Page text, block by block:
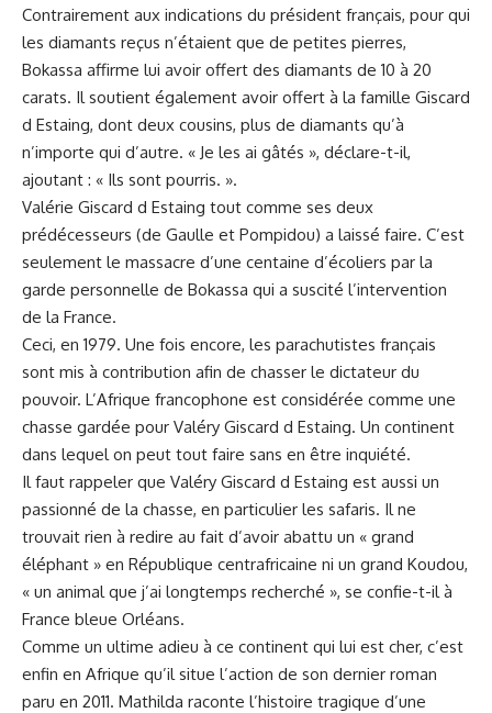
Contrairement aux indications du président français, pour qui
les diamants reçus n’étaient que de petites pierres,
Bokassa affirme lui avoir offert des diamants de 10 à 20
carats. Il soutient également avoir offert à la famille Giscard
d Estaing, dont deux cousins, plus de diamants qu’à
n’importe qui d’autre. « Je les ai gâtés », déclare-t-il,
ajoutant : « Ils sont pourris. ».
Valérie Giscard d Estaing tout comme ses deux
prédécesseurs (de Gaulle et Pompidou) a laissé faire. C’est
seulement le massacre d’une centaine d’écoliers par la
garde personnelle de Bokassa qui a suscité l’intervention
de la France.
Ceci, en 1979. Une fois encore, les parachutistes français
sont mis à contribution afin de chasser le dictateur du
pouvoir. L’Afrique francophone est considérée comme une
chasse gardée pour Valéry Giscard d Estaing. Un continent
dans lequel on peut tout faire sans en être inquiété.
Il faut rappeler que Valéry Giscard d Estaing est aussi un
passionné de la chasse, en particulier les safaris. Il ne
trouvait rien à redire au fait d’avoir abattu un « grand
éléphant » en République centrafricaine ni un grand Koudou,
« un animal que j’ai longtemps recherché », se confie-t-il à
France bleue Orléans.
Comme un ultime adieu à ce continent qui lui est cher, c’est
enfin en Afrique qu’il situe l’action de son dernier roman
paru en 2011. Mathilda raconte l’histoire tragique d’une